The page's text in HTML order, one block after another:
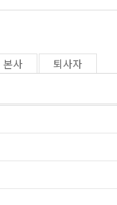
본사 퇴사자